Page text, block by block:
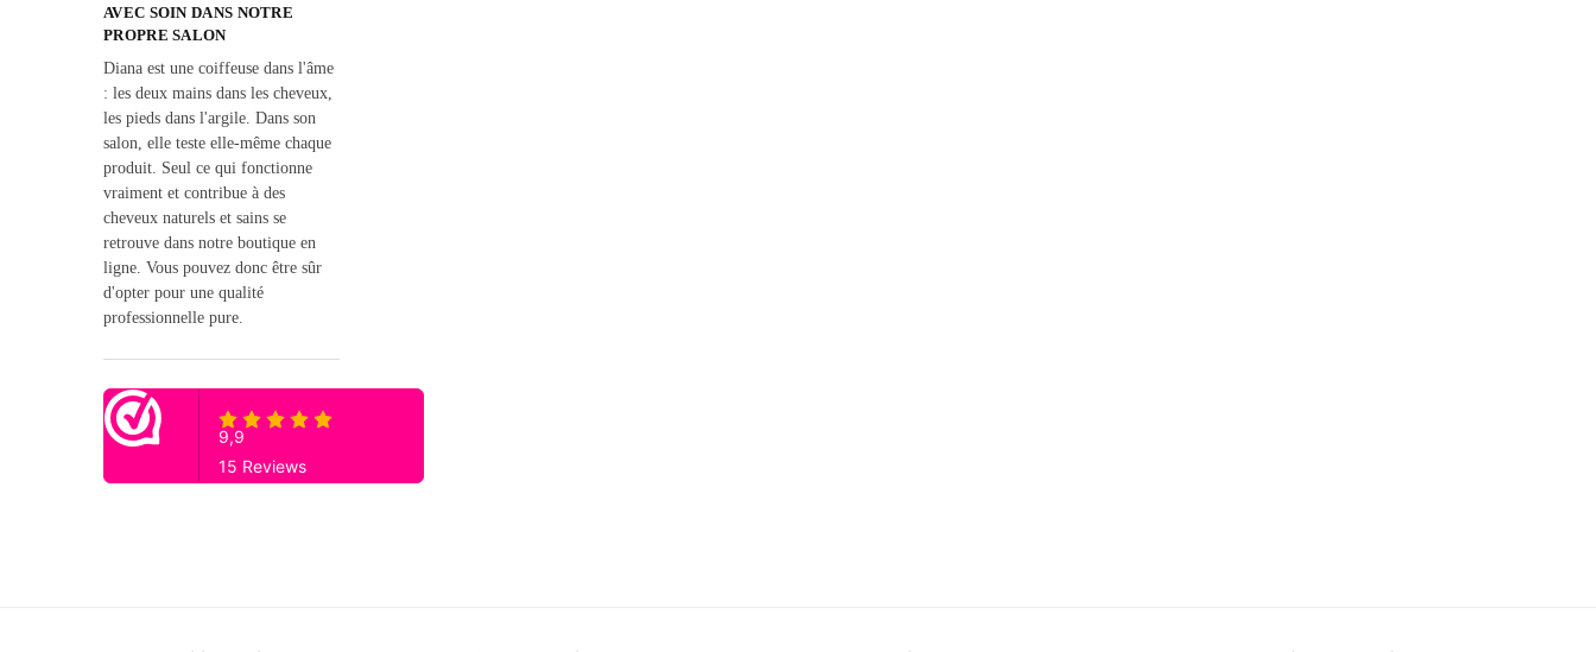
AVEC SOIN DANS NOTRE
PROPRE SALON
Diana est une coiffeuse dans l'âme
: les deux mains dans les cheveux,
les pieds dans l'argile. Dans son
salon, elle teste elle-même chaque
produit. Seul ce qui fonctionne
vraiment et contribue à des
cheveux naturels et sains se
retrouve dans notre boutique en
ligne. Vous pouvez donc être sûr
d'opter pour une qualité
professionnelle pure.